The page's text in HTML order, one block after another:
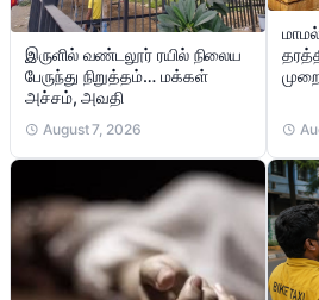
இருளில் வண்டலூர் ரயில் நிலைய
பேருந்து நிறுத்தம்… மக்கள்
அச்சம், அவதி
August 7, 2026